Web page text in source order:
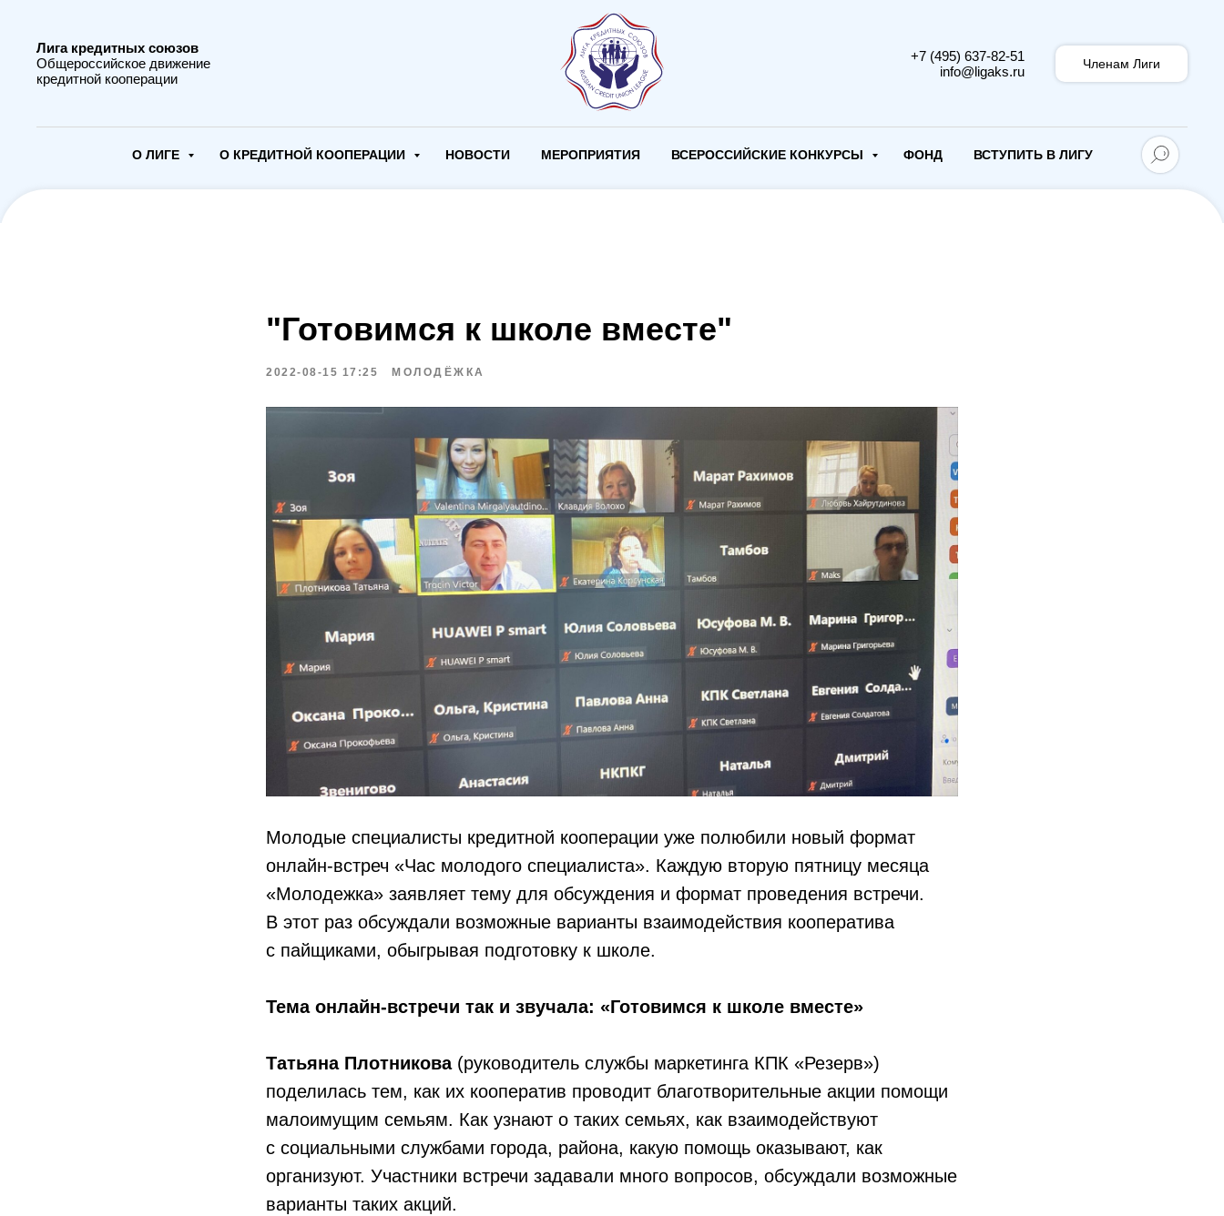
Лига кредитных союзов
Общероссийское движение
кредитной кооперации
+7 (495) 637-82-51
info@ligaks.ru
Членам Лиги
О ЛИГЕ О КРЕДИТНОЙ КООПЕРАЦИИ НОВОСТИ МЕРОПРИЯТИЯ ВСЕРОССИЙСКИЕ КОНКУРСЫ ФОНД ВСТУПИТЬ В ЛИГУ
"Готовимся к школе вместе"
2022-08-15 17:25 МОЛОДЁЖКА
Молодые специалисты кредитной кооперации уже полюбили новый формат
онлайн-встреч «Час молодого специалиста». Каждую вторую пятницу месяца
«Молодежка» заявляет тему для обсуждения и формат проведения встречи.
В этот раз обсуждали возможные варианты взаимодействия кооператива
с пайщиками, обыгрывая подготовку к школе.
Тема онлайн-встречи так и звучала: «Готовимся к школе вместе»
Татьяна Плотникова (руководитель службы маркетинга КПК «Резерв»)
поделилась тем, как их кооператив проводит благотворительные акции помощи
малоимущим семьям. Как узнают о таких семьях, как взаимодействуют
с социальными службами города, района, какую помощь оказывают, как
организуют. Участники встречи задавали много вопросов, обсуждали возможные
варианты таких акций.